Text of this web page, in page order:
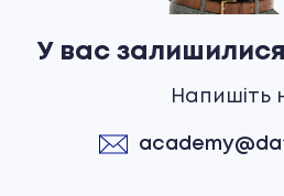
У вас
Напишіть